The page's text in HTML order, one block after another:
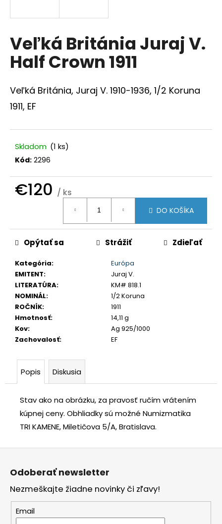
Veľká Británia Juraj V.
Half Crown 1911
Veľká Británia, Juraj V. 1910-1936, 1/2 Koruna
1911, EF
Skladom (1 ks)
Kód: 2296
€120 / ks
DO KOŠÍKA
Kategória:
Európa
EMITENT:
Juraj V.
LITERATÚRA:
KM# 818.1
NOMINÁL:
1/2 Koruna
ROČNÍK:
1911
Hmotnosť:
14,11 g
Kov:
Ag 925/1000
Zachovalosť: EF
Opýtať sa Strážiť Zdieľať
Popis Diskusia
Stav ako na obrázku, za pravosť ručím vrátením
kúpnej ceny. Obhliadky sú možné Numizmatika
TRI KAMENE, Miletičova 5/A, Bratislava.
s
ť
?
O
d
p
o
č
a
m
e
USA
DOLLAR
1983
€35
Z
Odoberať newsletter
Nezmeškajte žiadne novinky či zľavy!
Email